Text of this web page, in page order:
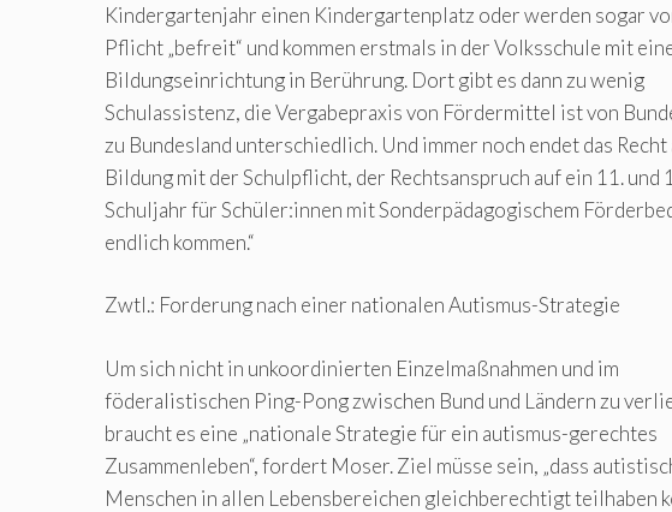
Kindergartenjahr einen Kindergartenplatz oder werden sogar
Pflicht „befreit“ und kommen erstmals in der Volksschule mit
Bildungseinrichtung in Berührung. Dort gibt es dann zu wenig
Schulassistenz, die Vergabepraxis von Fördermittel ist von
zu Bundesland unterschiedlich. Und immer noch endet das Recht
Bildung mit der Schulpflicht, der Rechtsanspruch auf ein 11. und
Schuljahr für Schüler:innen mit Sonderpädagogischem
endlich kommen.“
Zwtl.: Forderung nach einer nationalen Autismus-Strategie
Um sich nicht in unkoordinierten Einzelmaßnahmen und im
föderalistischen Ping-Pong zwischen Bund und Ländern zu
braucht es eine „nationale Strategie für ein autismus-gerechtes
Zusammenleben“, fordert Moser. Ziel müsse sein, „dass
Menschen in allen Lebensbereichen gleichberechtigt teilhaben